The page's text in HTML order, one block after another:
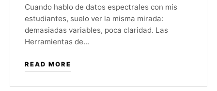
Cuando hablo de datos espectrales con mis
estudiantes, suelo ver la misma mirada:
demasiadas variables, poca claridad. Las
Herramientas de...
READ MORE